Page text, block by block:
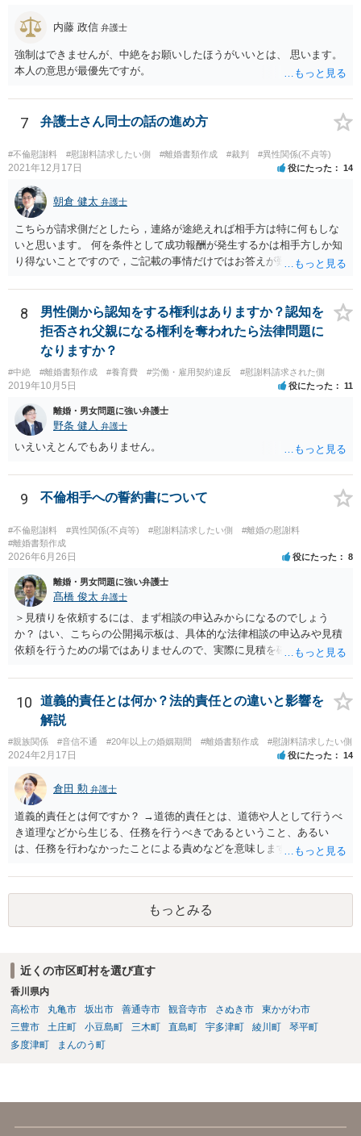
内藤 政信 弁護士
強制はできませんが、中絶をお願いしたほうがいいとは、 思います。
本人の意思が最優先ですが。
7 弁護士さん同士の話の進め方
#不倫慰謝料 #慰謝料請求したい側 #離婚書類作成 #裁判 #異性関係(不貞等)
2021年12月17日 役にたった 14
朝倉 健太 弁護士
こちらが請求側だとしたら，連絡が途絶えれば相手方は特に何もしな
いと思います。 何を条件として成功報酬が発生するかは相手方しか知
り得ないことですので，ご記載の事情だけではお答えが難しいです。
せずに続いていることも，いずれもあり得ると思います。個々の弁護
士の考え方によります。
8
男性側から認知をする権利はありますか？認知を
拒否され父親になる権利を奪われたら法律問題に
なりますか？
#中絶 #離婚書類作成 #養育費 #労働・雇用契約違反 #慰謝料請求された側
2019年10月5日 役にたった 11
離婚・男女問題に強い弁護士
野条 健人 弁護士
いえいえとんでもありません。
9 不倫相手への誓約書について
#不倫慰謝料 #異性関係(不貞等) #慰謝料請求したい側
#離婚の慰謝料
#離婚書類作成
2026年6月26日 役にたった 8
離婚・男女問題に強い弁護士
髙橋 俊太 弁護士
＞見積りを依頼するには、まず相談の申込みからになるのでしょう
か？ はい、こちらの公開掲示板は、具体的な法律相談の申込みや見積
依頼を行うための場ではありませんので、実際に見積を確認されたい
わせをしていただく必要があります。
10
道義的責任とは何か？法的責任との違いと影響を
解説
#親族関係 #音信不通 #20年以上の婚姻期間 #離婚書類作成 #慰謝料請求したい側
2024年2月17日 役にたった 14
倉田 勲 弁護士
道義的責任とは何ですか？ →道徳的責任とは、道徳や人として行うべ
き道理などから生じる、任務を行うべきであるということ、あるい
は、任務を行わなかったことによる責めなどを意味します。 道義的責
則はありませんが、道義的責任を果たさないことで、他人からの信用
を無くす、不遇を受けるなどの一般的にはそのような事実上の不利益
もっとみる
近くの市区町村を選び直す
香川県内
高松市
丸亀市 坂出市 善通寺市 観音寺市 さぬき市
東かがわ市
三豊市
土庄町 小豆島町 三木町 直島町 宇多津町 綾川町
琴平町
多度津町
まんのう町